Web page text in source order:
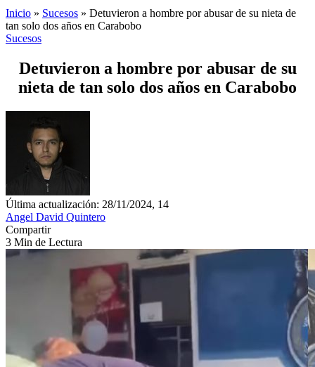
Inicio » Sucesos » Detuvieron a hombre por abusar de su nieta de
tan solo dos años en Carabobo
Sucesos
Detuvieron a hombre por abusar de su
nieta de tan solo dos años en Carabobo
Última actualización: 28/11/2024, 14
Angel David Quintero
Compartir
3 Min de Lectura